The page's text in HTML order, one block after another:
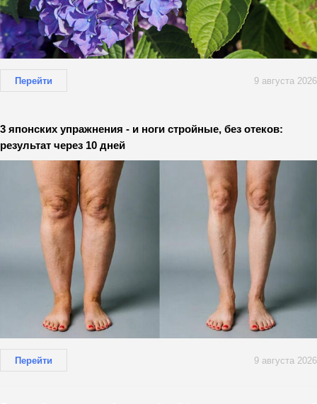
Перейти 9 августа 2026
3 японских упражнения - и ноги стройные, без отеков:
результат через 10 дней
Перейти 9 августа 2026